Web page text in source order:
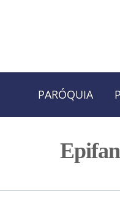
to
to
PARÓQUIA